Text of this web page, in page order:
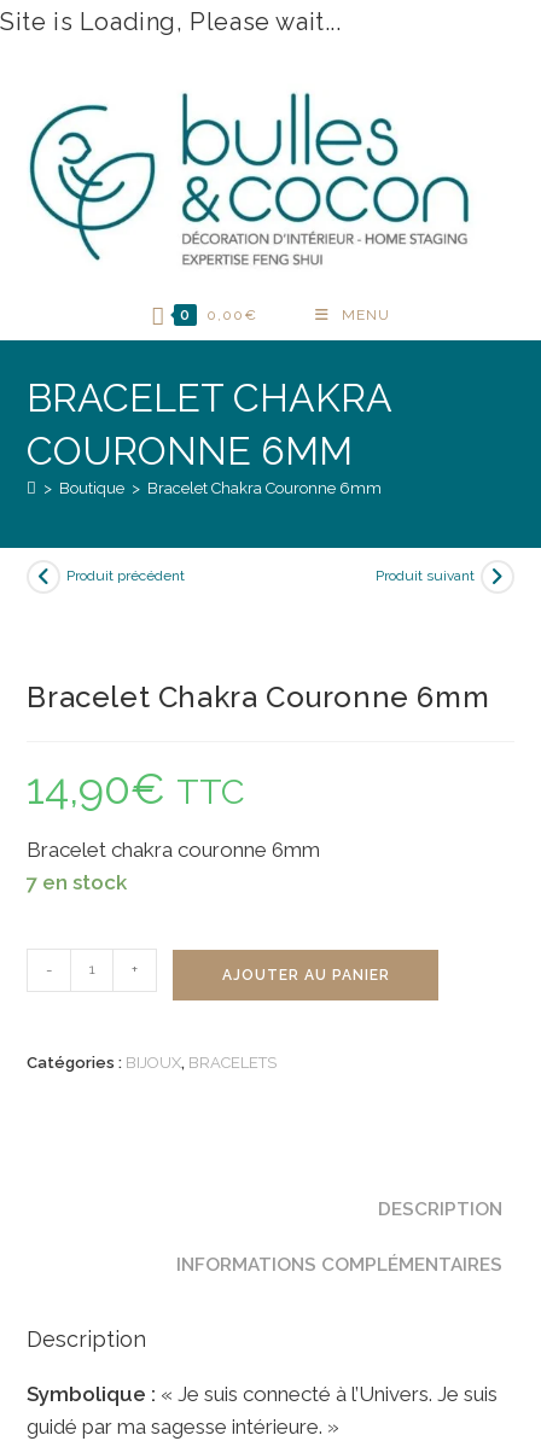
Site is Loading, Please wait...
0 0,00 € MENU
BRACELET CHAKRA
COURONNE 6MM
> Boutique > Bracelet Chakra Couronne 6mm
Produit précédent Produit suivant
Bracelet Chakra Couronne 6mm
14,90€ TTC
Bracelet chakra couronne 6mm
7 en stock
de
Couronne
- + AJOUTER AU PANIER
Catégories : BIJOUX, BRACELETS
DESCRIPTION
INFORMATIONS COMPLÉMENTAIRES
Description
Symbolique : « Je suis connecté à l’Univers. Je suis
guidé par ma sagesse intérieure. »